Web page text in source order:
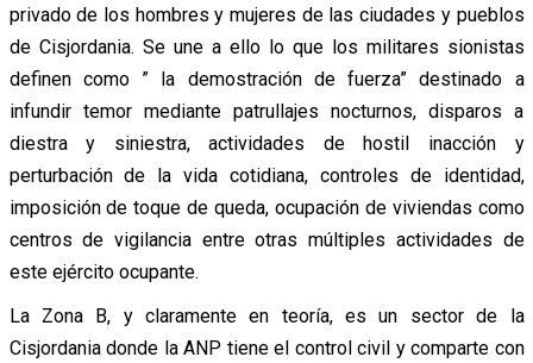
privado de los hombres y mujeres de las ciudades y pueblos
de Cisjordania. Se une a ello lo que los militares sionistas
definen como ” la demostración de fuerza” destinado a
infundir temor mediante patrullajes nocturnos, disparos a
diestra y siniestra, actividades de hostil inacción y
perturbación de la vida cotidiana, controles de identidad,
imposición de toque de queda, ocupación de viviendas como
centros de vigilancia entre otras múltiples actividades de
este ejército ocupante.
La Zona B, y claramente en teoría, es un sector de la
Cisjordania donde la ANP tiene el control civil y comparte con